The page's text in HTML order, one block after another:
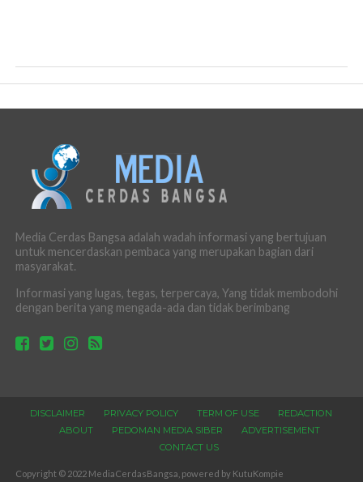
Media Cerdas Bangsa adalah wadah informasi yang bertujuan
untuk mencerdaskan pembaca yang merupakan bagian dari
masyarakat.
Informasi yang lugas, tegas, terpercaya, Yang tidak membodohi
dengan berita yang mengada-ada dan tidak berimbang
DISCLAIMER PRIVACY POLICY TERM OF USE
REDACTION
ABOUT
PEDOMAN MEDIA SIBER
ADVERTISEMENT
CONTACT US
Copyright © 2022 MediaCerdasBangsa, powered by KutuKompie